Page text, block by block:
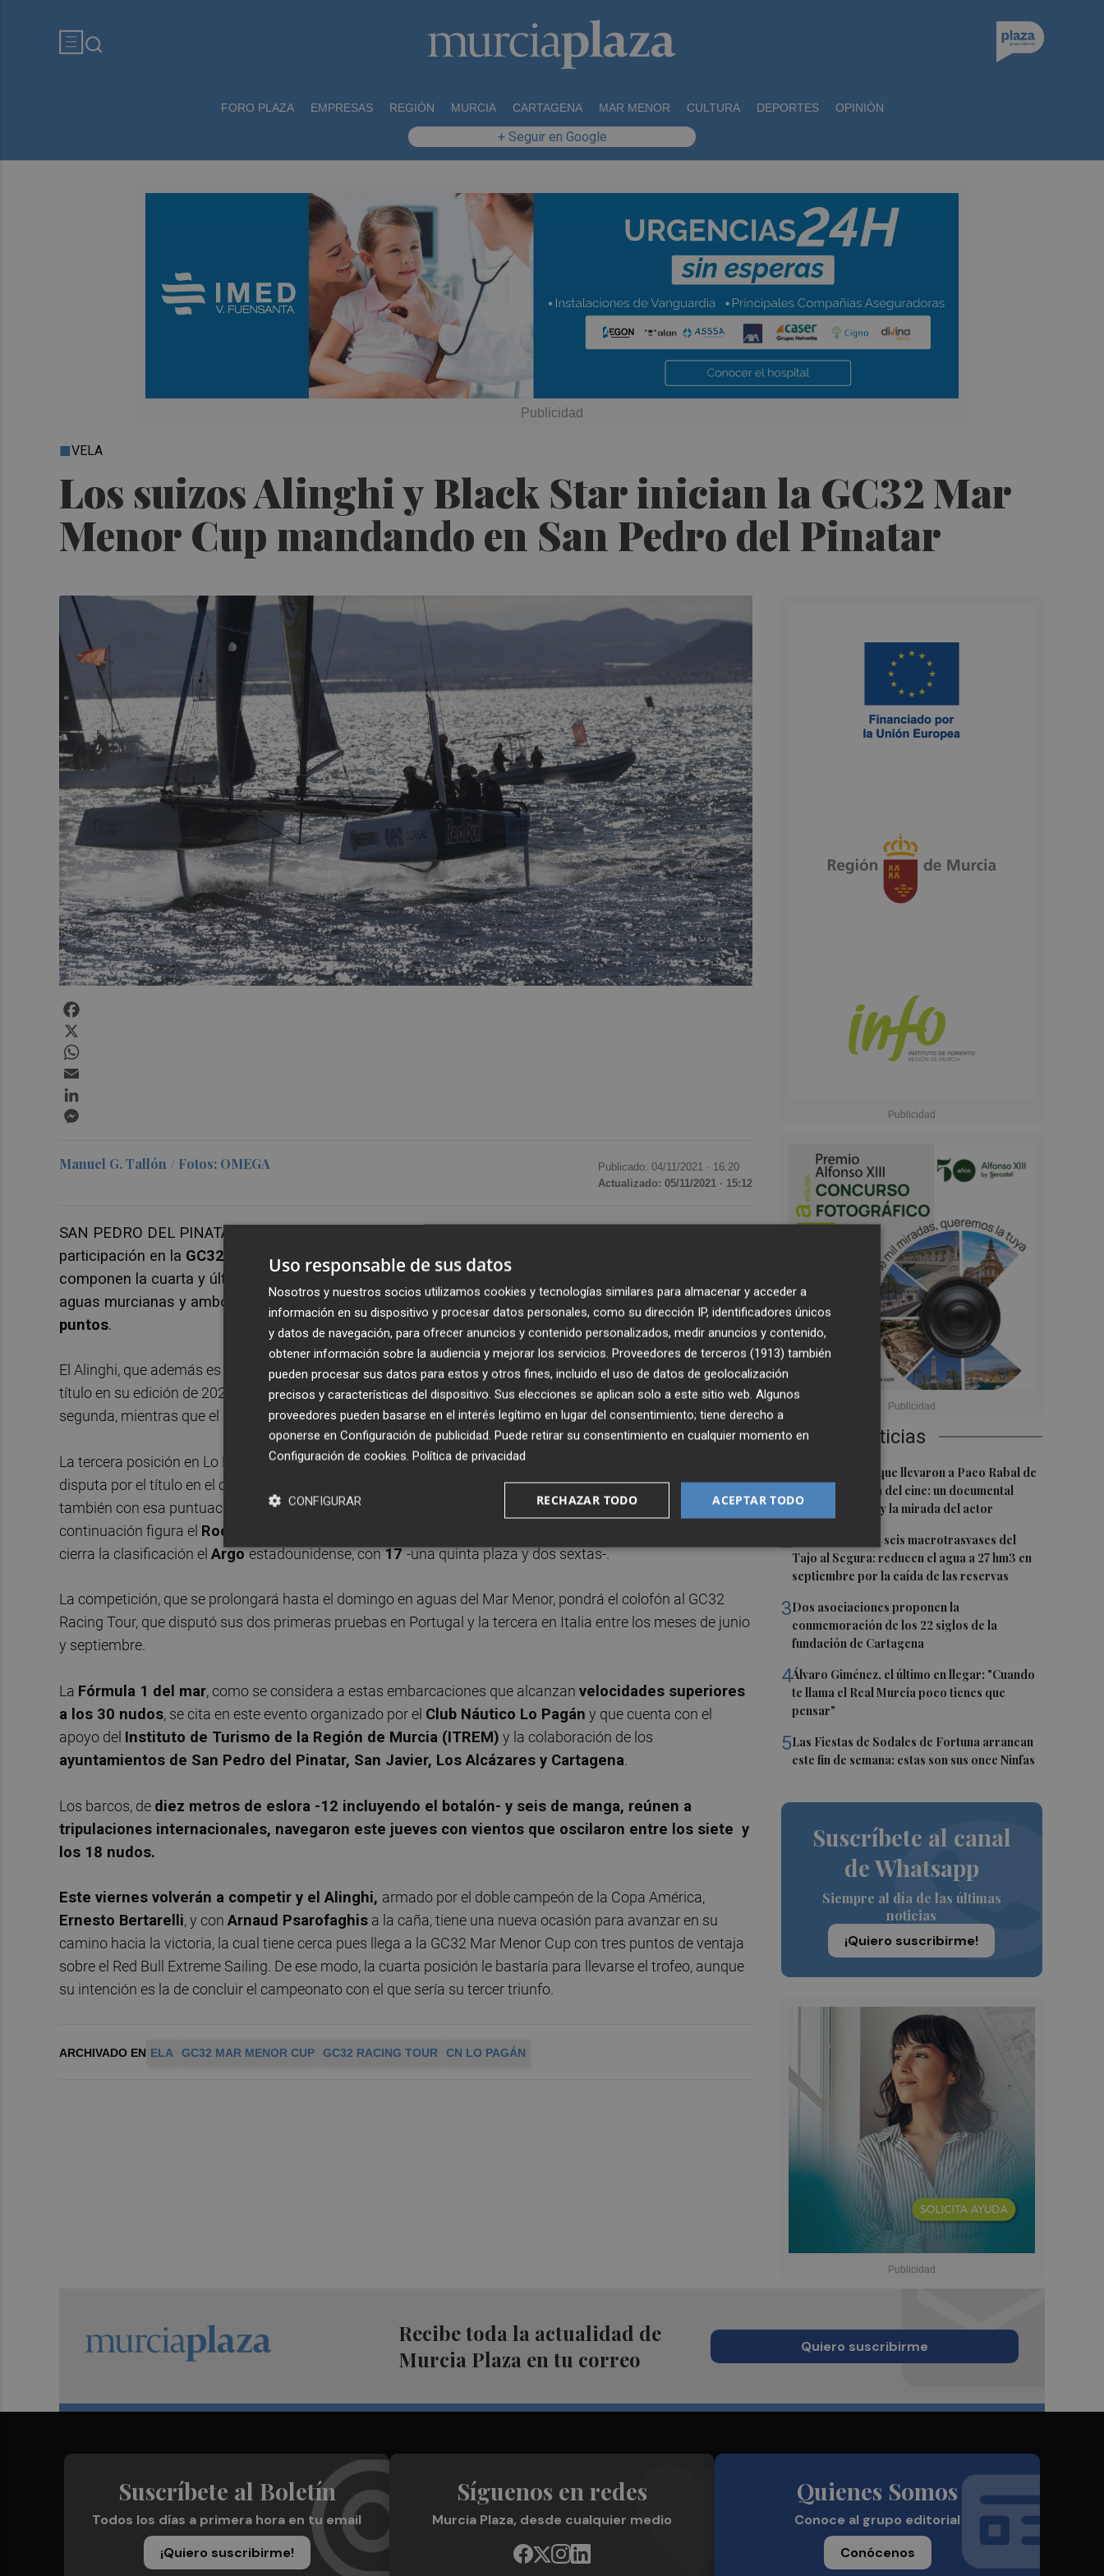
FORO PLAZA EMPRESAS REGIÓN MURCIA CARTAGENA MAR MENOR CULTURA DEPORTES OPINIÓN
+ Seguir en Google
Los suizos Alinghi y Black Star inician la GC32 Mar
Menor Cup mandando en San Pedro del Pinatar
VELA
Últimas Noticias
Las '200 vidas' que llevaron a Paco Rabal de
Águilas a la cima del cine: un documental
recupera la voz y la mirada del actor
2 Fin a la racha de seis macrotrasvases del
Tajo al Segura: reducen el agua a 27 hm3 en
septiembre por la caída de las reservas
3Dos asociaciones proponen la
conmemoración de los 22 siglos de la
fundación de Cartagena
4Álvaro Giménez, el último en llegar: "Cuando
te llama el Real Murcia poco tienes que
pensar"
5Las Fiestas de Sodales de Fortuna arrancan
este fin de semana: estas son sus once Ninfas
Suscríbete al canal
de Whatsapp
Siempre al día de las últimas
noticias
¡Quiero suscribirme!
Manuel G. Tallón / Fotos: OMEGA Publicado: 04/11/2021 · 16:20
Actualizado: 05/11/2021 · 15:12
SAN PEDRO DEL PINATAR. Los barcos suizos
participación en la GC32 Mar Menor Cup
mandando en la primera de las cuatro jornadas que
componen la cuarta y última prueba del
circuito internacional GC32 Racing Tour
aguas murcianas y ambos comparten el liderato en esta regata decatamaranes voladoresconcinco
puntos.
El Alinghi, que además es el que comanda la clasificación del tour y es el gran favorito para conseguir el
título en su edición de 2021, la novena, se impuso en dos de las tres mangas disputadas y fue tercero en la
segunda, mientras que el Black Star obtuvo dos segundos puestos y un primero.
La tercera posición en Lo Pagán es para elRed Bull Extreme Sailingaustriaco, gran rival del Alinghi en la
disputa por el título en el circuito, y que suma
-un tercer puesto y dos cuartos-, mientras que
también con esa puntuación aparece elZoulou
francés -un segundo lugar, un cuarto y un quinto- y a
continuación figura el Rockwool
cierra la clasificación el Argoestadounidense, con17-una quinta plaza y dos sextas-.
La competición, que se prolongará hasta el domingo en aguas del Mar Menor, pondrá el colofón al GC32
Racing Tour, que disputó sus dos primeras pruebas en Portugal y la tercera en Italia entre los meses de junio
y septiembre.
La Fórmula 1 del mar, como se considera a estas embarcaciones que alcanzan velocidades superiores
a los 30 nudos, se cita en este evento organizado por el Club Náutico Lo Pagán y que cuenta con el
apoyo del Instituto de Turismo de la Región de Murcia (ITREM) y la colaboración de los
ayuntamientos de San Pedro del Pinatar, San Javier, Los Alcázares y Cartagena.
Los barcos, de diez metros de eslora -12 incluyendo el botalón- y seis de manga, reúnen a
tripulaciones internacionales, navegaron este jueves con vientos que oscilaron entre los siete y
los 18 nudos.
Este viernes volverán a competir y el Alinghi, armado por el doble campeón de la Copa América,
Ernesto Bertarelli, y con Arnaud Psarofaghis a la caña, tiene una nueva ocasión para avanzar en su
camino hacia la victoria, la cual tiene cerca pues llega a la GC32 Mar Menor Cup con tres puntos de ventaja
sobre el Red Bull Extreme Sailing. De ese modo, la cuarta posición le bastaría para llevarse el trofeo, aunque
su intención es la de concluir el campeonato con el que sería su tercer triunfo.
ARCHIVADO EN ELA GC32 MAR MENOR CUP GC32 RACING TOUR CN LO PAGÁN
Recibe toda la actualidad de
Murcia Plaza en tu correo
Quiero suscribirme
Suscríbete al Boletín
Todos los días a primera hora en tu email
¡Quiero suscribirme!
Síguenos en redes
Murcia Plaza, desde cualquier medio
Quienes Somos
Conoce al grupo editorial
Conócenos
Uso responsable de sus datos
Nosotros y nuestros socios utilizamos cookies y tecnologías similares para almacenar y acceder a
información en su dispositivo y procesar datos personales, como su dirección IP, identificadores únicos
y datos de navegación, para ofrecer anuncios y contenido personalizados, medir anuncios y contenido,
obtener información sobre la audiencia y mejorar los servicios. Proveedores de terceros (1913) también
pueden procesar sus datos para estos y otros fines, incluido el uso de datos de geolocalización
precisos y características del dispositivo. Sus elecciones se aplican solo a este sitio web. Algunos
proveedores pueden basarse en el interés legítimo en lugar del consentimiento; tiene derecho a
oponerse en Configuración de publicidad. Puede retirar su consentimiento en cualquier momento en
Configuración de cookies. Política de privacidad
ACEPTAR TODO
RECHAZAR TODO
CONFIGURAR